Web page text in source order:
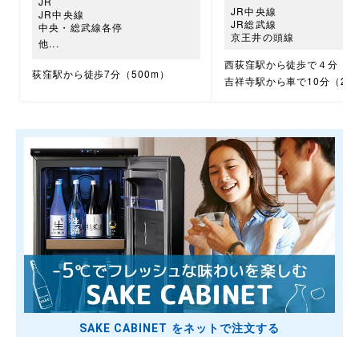
JR中央線
中央・総武線各停
他...
荻窪駅から徒歩7分（500m）
JR中央線
JR総武線
京王井の頭線
西荻窪駅から徒歩で４分（
吉祥寺駅から車で10分（
SAKE CABINET をネットで注文する